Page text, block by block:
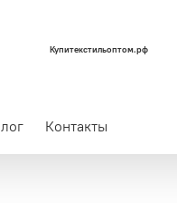
Купитекстильоптом.рф
Контакты